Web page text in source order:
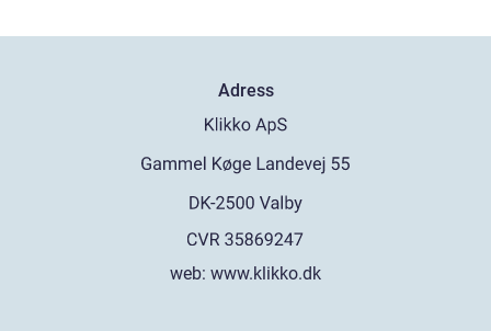
Adress
web: www.klikko.dk